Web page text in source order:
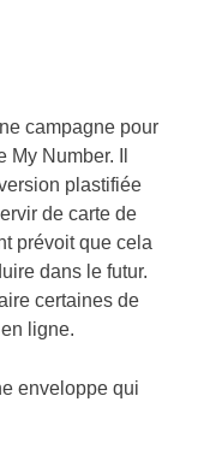
campagne pour
Number. Il
plastifiée
de carte de
prévoit que cela
dans le futur.
certaines de
ligne.
enveloppe qui